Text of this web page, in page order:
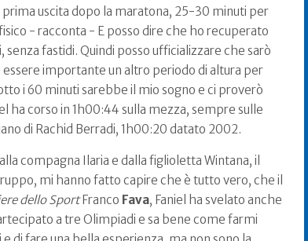
uscita dopo la maratona, 25-30 minuti per
- racconta - E posso dire che ho recuperato
senza fastidi. Quindi posso ufficializzare che sarò
importante un altro periodo di altura per
i 60 minuti sarebbe il mio sogno e ci proverò
ha corso in 1h00:44 sulla mezza, sempre sulle
di Rachid Berradi, 1h00:20 datato 2002.
compagna Ilaria e dalla figlioletta Wintana, il
mi hanno fatto capire che è tutto vero, che il
dello SportFranco Fava, Faniel ha svelato anche
a tre Olimpiadi e sa bene come farmi